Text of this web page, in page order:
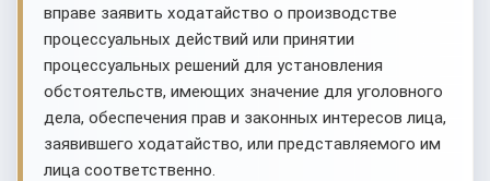
вправе заявить ходатайство о производстве
процессуальных действий или принятии
процессуальных решений для установления
обстоятельств, имеющих значение для уголовного
дела, обеспечения прав и законных интересов лица,
заявившего ходатайство, или представляемого им
лица соответственно.